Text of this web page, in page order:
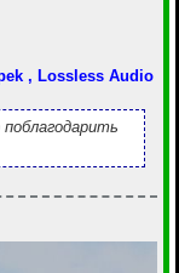
, Lossless Audio